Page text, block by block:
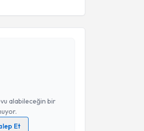
alabileceğin bir
Et